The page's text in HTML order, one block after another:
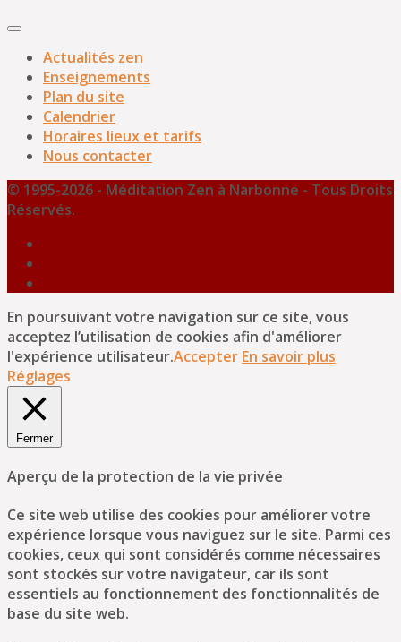
Actualités zen
Enseignements
Plan du site
Calendrier
Horaires lieux et tarifs
Nous contacter
© 1995-2026 - Méditation Zen à Narbonne - Tous Droits
Réservés.
En poursuivant votre navigation sur ce site, vous
acceptez l’utilisation de cookies afin d'améliorer
l'expérience utilisateur.Accepter En savoir plus
Réglages
Fermer
Aperçu de la protection de la vie privée
Ce site web utilise des cookies pour améliorer votre
expérience lorsque vous naviguez sur le site. Parmi ces
cookies, ceux qui sont considérés comme nécessaires
sont stockés sur votre navigateur, car ils sont
essentiels au fonctionnement des fonctionnalités de
base du site web.